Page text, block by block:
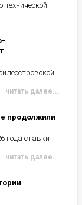
читать далее...
продолжили
года ставки
читать далее...